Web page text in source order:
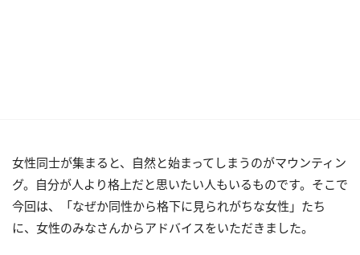
女性同士が集まると、自然と始まってしまうのがマウンティン
グ。自分が人より格上だと思いたい人もいるものです。そこで
今回は、「なぜか同性から格下に見られがちな女性」たち
に、女性のみなさんからアドバイスをいただきました。